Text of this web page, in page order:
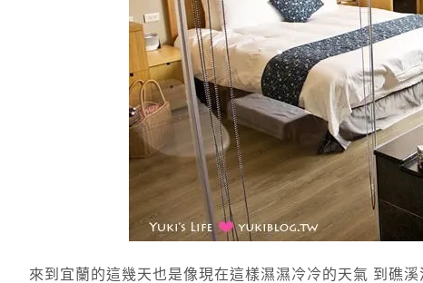
來到宜蘭的這幾天也是像現在這樣濕濕冷冷的天氣 到礁